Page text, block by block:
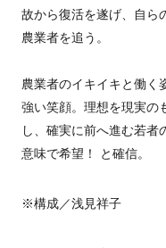
故から復活を遂げ、自ら
農業者を追う。
農業者のイキイキと働く
強い笑顔。理想を現実の
し、確実に前へ進む若者
意味で希望！ と確信。
※構成／浅見祥子